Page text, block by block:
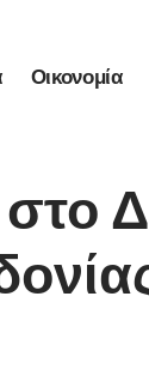
Οικονομία